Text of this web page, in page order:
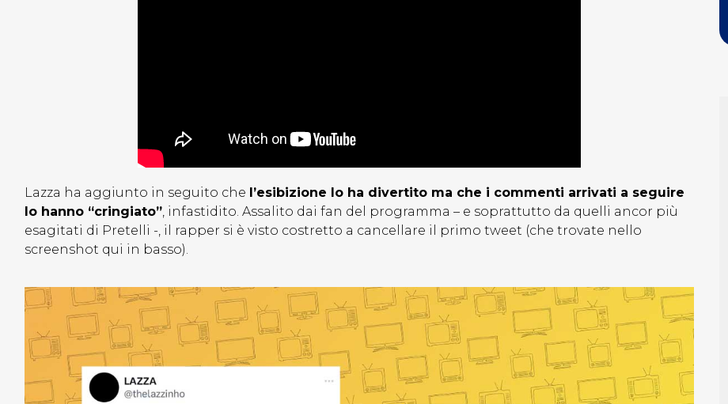
Lazza ha aggiunto in seguito che l’esibizione lo ha divertito ma che i commenti arrivati a seguire
lo hanno “cringiato”, infastidito. Assalito dai fan del programma – e soprattutto da quelli ancor più
esagitati di Pretelli -, il rapper si è visto costretto a cancellare il primo tweet (che trovate nello
screenshot qui in basso).